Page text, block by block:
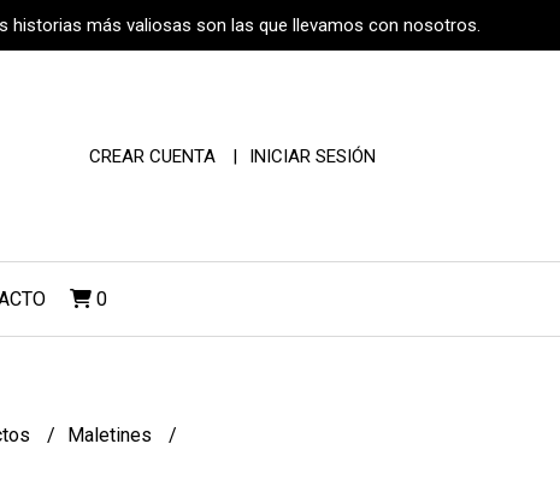
historias más valiosas son las que llevamos con nosotros.
CREAR CUENTA INICIAR SESIÓN
0
Maletines